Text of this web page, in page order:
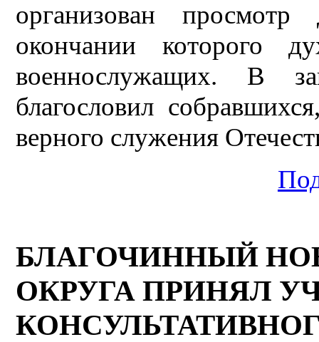
организован
окончании которого
военнослужащих. В
благословил
верного служения
БЛАГОЧИННЫЙ
ОКРУГА ПРИНЯЛ